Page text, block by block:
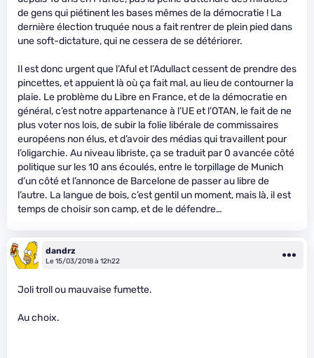
de gens qui piétinent les bases mêmes de la démocratie ! La
dernière élection truquée nous a fait rentrer de plein pied dans
une soft-dictature, qui ne cessera de se détériorer.
Il est donc urgent que l’Aful et l’Adullact cessent de prendre des
pincettes, et appuient là où ça fait mal, au lieu de contourner la
plaie. Le problème du Libre en France, et de la démocratie en
général, c’est notre appartenance à l’UE et l’OTAN, le fait de ne
plus voter nos lois, de subir la folie libérale de commissaires
européens non élus, et d’avoir des médias qui travaillent pour
l’oligarchie. Au niveau libriste, ça se traduit par 0 avancée côté
politique sur les 10 ans écoulés, entre le torpillage de Munich
d’un côté et l’annonce de Barcelone de passer au libre de
l’autre. La langue de bois, c’est gentil un moment, mais là, il est
temps de choisir son camp, et de le défendre…
dandrz
Le 15/03/2018 à 12h22
Joli troll ou mauvaise fumette.
Au choix.